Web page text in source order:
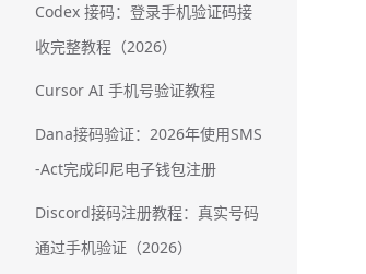
Codex 接码：登录手机验证码接
收完整教程（2026）
Cursor AI 手机号验证教程
Dana接码验证：2026年使用SMS
-Act完成印尼电子钱包注册
Discord接码注册教程：真实号码
通过手机验证（2026）